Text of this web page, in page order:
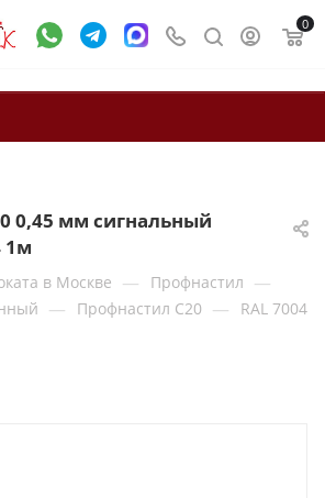
0
0,45 мм сигнальный
1м
в Москве — Профнастил —
— Профнастил С20 — RAL 7004